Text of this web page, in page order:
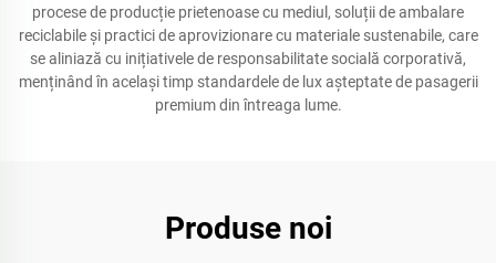
procese de producție prietenoase cu mediul, soluții de ambalare
reciclabile și practici de aprovizionare cu materiale sustenabile, care
se aliniază cu inițiativele de responsabilitate socială corporativă,
menținând în același timp standardele de lux așteptate de pasagerii
premium din întreaga lume.
Produse noi